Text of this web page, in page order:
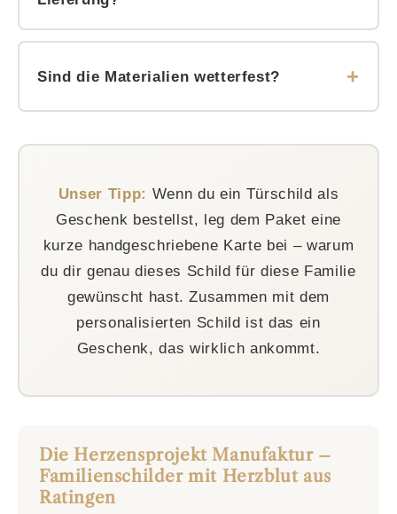
Da jedes Schild individuell gefertigt wird, planen
Produktseite – damit du weißt, wann dein Schild
bei dir eintrifft.
Sind die Materialien wetterfest?
witterungsbeständig und bestens für den
empfehlen wir je nach Modell einen geschützten
Standort – Details dazu findest du auf der
Produktseite.
Unser Tipp: Wenn du ein Türschild als
Geschenk bestellst, leg dem Paket eine
kurze handgeschriebene Karte bei – warum
du dir genau dieses Schild für diese Familie
gewünscht hast. Zusammen mit dem
personalisierten Schild ist das ein
Geschenk, das wirklich ankommt.
Die Herzensprojekt Manufaktur –
Familienschilder mit Herzblut aus
Ratingen